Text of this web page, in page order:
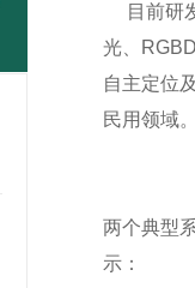
目前研
光、
自主定位
民用领域
两个典型
示：